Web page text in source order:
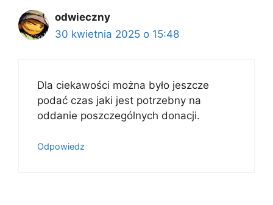
odwieczny
30 kwietnia 2025 o 15:48
Dla ciekawości można było jeszcze
podać czas jaki jest potrzebny na
oddanie poszczególnych donacji.
Odpowiedz